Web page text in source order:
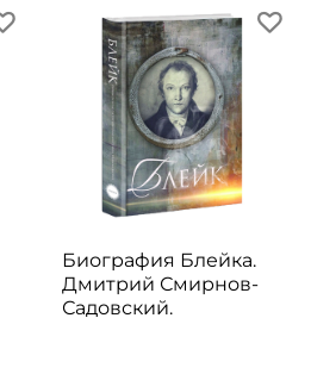
Биография Блейка.
Дмитрий Смирнов-
Садовский.